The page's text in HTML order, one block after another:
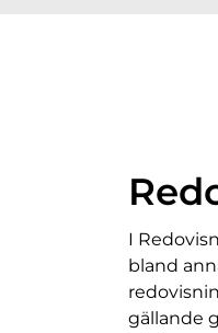
I
bland
gällande